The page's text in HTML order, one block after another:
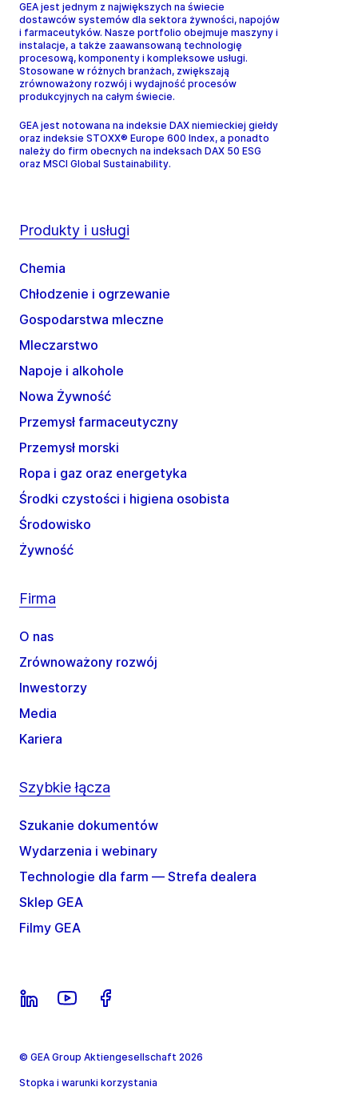
GEA jest jednym z największych na świecie
dostawców systemów dla sektora żywności, napojów
i farmaceutyków. Nasze portfolio obejmuje maszyny i
instalacje, a także zaawansowaną technologię
procesową, komponenty i kompleksowe usługi.
Stosowane w różnych branżach, zwiększają
zrównoważony rozwój i wydajność procesów
produkcyjnych na całym świecie.
GEA jest notowana na indeksie DAX niemieckiej giełdy
oraz indeksie STOXX® Europe 600 Index, a ponadto
należy do firm obecnych na indeksach DAX 50 ESG
oraz MSCI Global Sustainability.
Produkty i usługi
Chemia
Chłodzenie i ogrzewanie
Gospodarstwa mleczne
Mleczarstwo
Napoje i alkohole
Nowa Żywność
Przemysł farmaceutyczny
Przemysł morski
Ropa i gaz oraz energetyka
Środki czystości i higiena osobista
Środowisko
Żywność
Firma
O nas
Zrównoważony rozwój
Inwestorzy
Media
Kariera
Szybkie łącza
Szukanie dokumentów
Wydarzenia i webinary
Technologie dla farm — Strefa dealera
Sklep GEA
Filmy GEA
© GEA Group Aktiengesellschaft 2026
Stopka i warunki korzystania